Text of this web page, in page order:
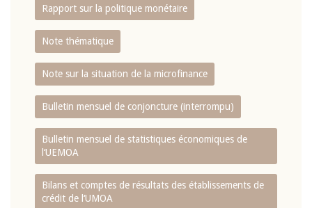
Rapport sur la politique monétaire
Note thématique
Note sur la situation de la microfinance
Bulletin mensuel de conjoncture (interrompu)
Bulletin mensuel de statistiques économiques de
l‘UEMOA
Bilans et comptes de résultats des établissements de
crédit de l‘UMOA